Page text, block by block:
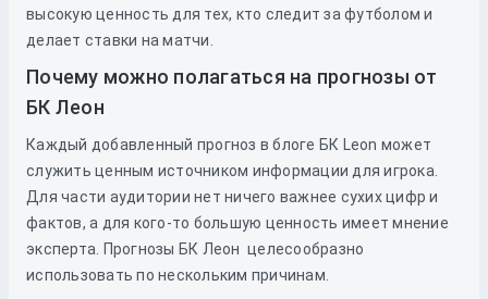
высокую ценность для тех, кто следит за футболом и
делает ставки на матчи.
Почему можно полагаться на прогнозы от
БК Леон
Каждый добавленный прогноз в блоге БК Leon может
служить ценным источником информации для игрока.
Для части аудитории нет ничего важнее сухих цифр и
фактов, а для кого-то большую ценность имеет мнение
эксперта. Прогнозы БК Леон целесообразно
использовать по нескольким причинам.